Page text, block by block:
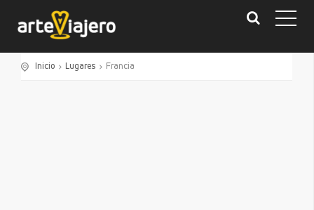
Inicio Lugares Francia